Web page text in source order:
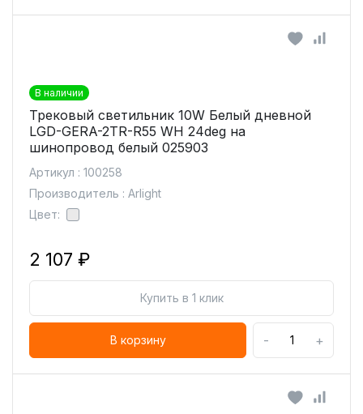
В наличии
Трековый светильник 10W Белый дневной
LGD-GERA-2TR-R55 WH 24deg на
шинопровод белый 025903
Артикул : 100258
Производитель : Arlight
Цвет:
2 107 ₽
Купить в 1 клик
В корзину - +